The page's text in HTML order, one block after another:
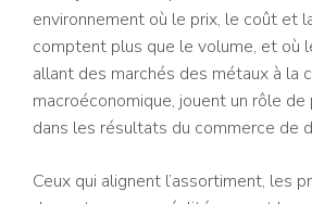
environnement où le prix, le coût et
comptent plus que le volume, et où
allant des marchés des métaux à la
macroéconomique, jouent un rôle
dans les résultats du commerce de
Ceux qui alignent l’assortiment, les